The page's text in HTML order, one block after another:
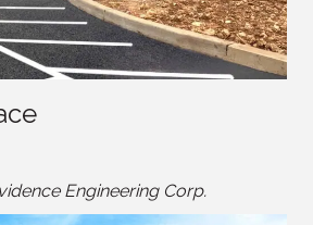
Engineering Corp.